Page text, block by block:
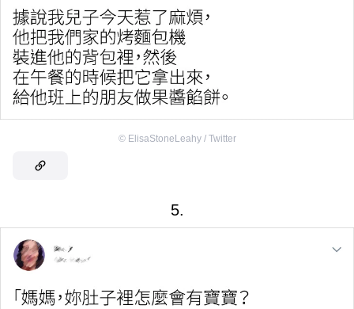
© ElisaStoneLeahy / Twitter
5.